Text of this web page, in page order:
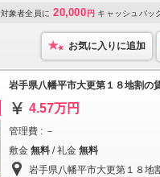
対象者全員に 20,000 円 キャッシュバッ
お気に入りに追加
岩手県八幡平市大更第１８地割の
4.57万円
管理費 : －
敷金 無料 / 礼金 無料
岩手県八幡平市大更第１８地